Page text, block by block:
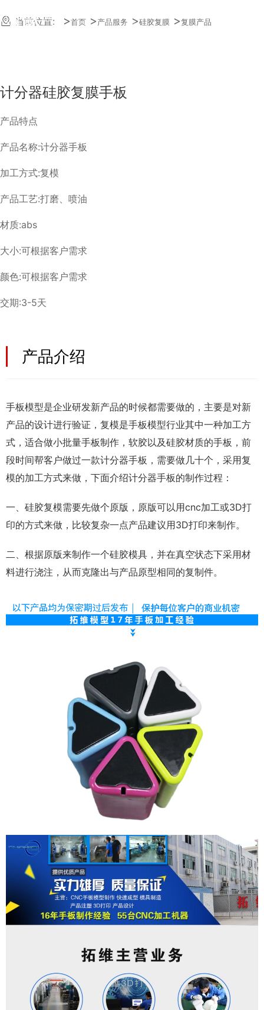
质量一样_交期减半
当前位置: 首页 产品服务 硅胶复膜 复膜产品
计分器硅胶复膜手板
产品特点
产品名称:计分器手板
加工方式:复模
产品工艺:打磨、喷油
材质:abs
大小:可根据客户需求
颜色:可根据客户需求
交期:3-5天
产品介绍
手板模型是企业研发新产品的时候都需要做的，主要是对新
产品的设计进行验证，复模是手板模型行业其中一种加工方
式，适合做小批量手板制作，软胶以及硅胶材质的手板，前
段时间帮客户做过一款计分器手板，需要做几十个，采用复
模的加工方式来做，下面介绍计分器手板的制作过程：
一、硅胶复模需要先做个原版，原版可以用cnc加工或3D打
印的方式来做，比较复杂一点产品建议用3D打印来制作。
二、根据原版来制作一个硅胶模具，并在真空状态下采用材
料进行浇注，从而克隆出与产品原型相同的复制件。